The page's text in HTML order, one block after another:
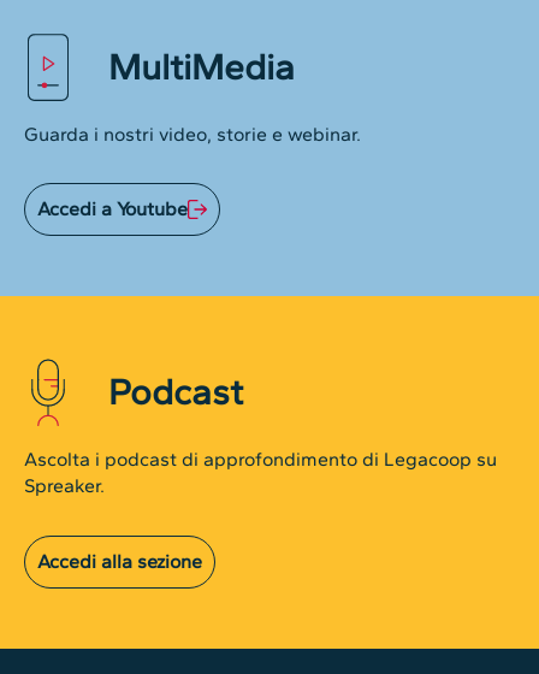
MultiMedia
Guarda i nostri video, storie e webinar.
Accedi a Youtube
Podcast
Ascolta i podcast di approfondimento di Legacoop su
Spreaker.
Accedi alla sezione